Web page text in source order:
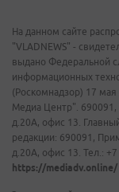
На данном сайте
"VLADNEWS" -
выдано Федеральной
информационных
(Роскомнадзор) 17
Медиа Центр". 690091,
д.20А, офис 13.
редакции: 690091,
д.20А, офис 13. Тел.:
https://mediadv.online/